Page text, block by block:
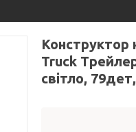
Конструктор
Truck
світло,